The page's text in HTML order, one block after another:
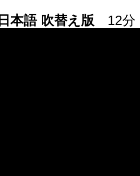
日本語 吹替え版 12分